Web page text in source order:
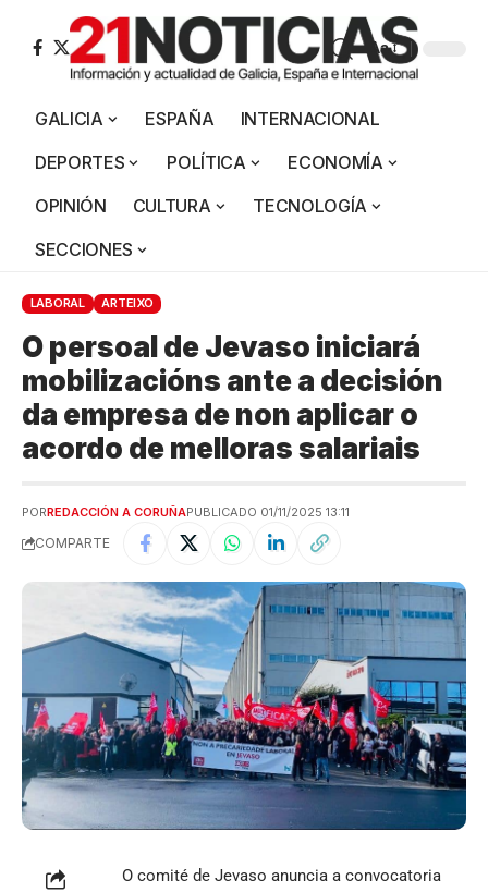
Aa
GALICIA ESPAÑA
INTERNACIONAL
DEPORTES
POLÍTICA
ECONOMÍA
OPINIÓN
CULTURA
TECNOLOGÍA
SECCIONES
LABORAL ARTEIXO
O persoal de Jevaso iniciará
mobilizacións ante a decisión
da empresa de non aplicar o
acordo de melloras salariais
PORREDACCIÓN A CORUÑAPUBLICADO 01/11/2025 13:11
COMPARTE
O comité de Jevaso anuncia a convocatoria